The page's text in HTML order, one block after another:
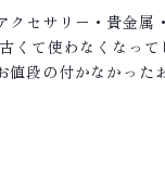
クセサリー・貴金
くて使わなくなっ
値段の付かなかった